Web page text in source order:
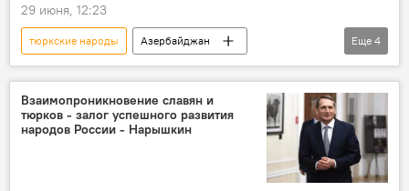
29 июня, 12:23
тюркские народы
Азербайджан
Казахстан
Касым-Жомарт Токаев
двусторонние отношения
Тюркский мир
Еще 4
Взаимопроникновение славян и
тюрков - залог успешного развития
народов России - Нарышкин